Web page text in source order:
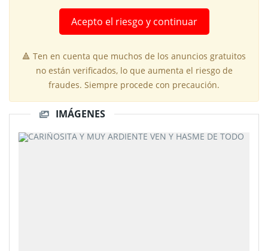
Acepto el riesgo y continuar
🔺 Ten en cuenta que muchos de los anuncios gratuitos
no están verificados, lo que aumenta el riesgo de
fraudes. Siempre procede con precaución.
IMÁGENES